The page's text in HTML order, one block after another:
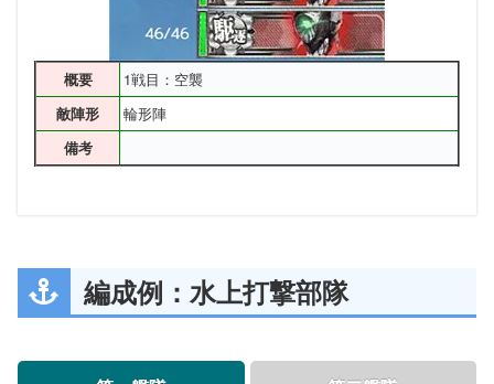
概要 1戦目：空襲
敵陣形 輪形陣
備考
編成例：水上打撃部隊